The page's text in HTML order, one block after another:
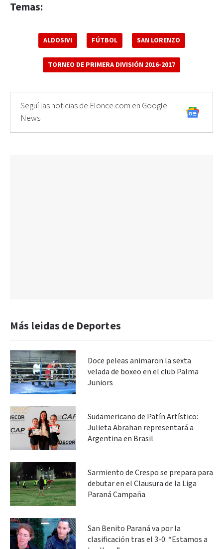
Temas:
ALDOSIVI FÚTBOL SAN LORENZO
TORNEO DE PRIMERA DIVISIÓN 2016-2017
Seguí las noticias de Elonce.com en Google
News
Más leidas de Deportes
Doce peleas animaron la sexta
velada de boxeo en el club Palma
Juniors
Sudamericano de Patín Artístico:
Julieta Abrahan representará a
Argentina en Brasil
Sarmiento de Crespo se prepara para
debutar en el Clausura de la Liga
Paraná Campaña
San Benito Paraná va por la
clasificación tras el 3-0: “Estamos a